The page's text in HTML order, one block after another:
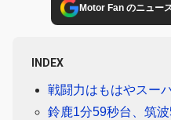
Motor Fan のニュー
INDEX
戦闘力はもはやスー
鈴鹿1分59秒台、筑